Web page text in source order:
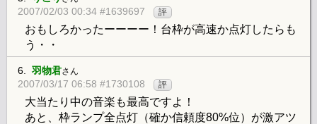
2007/02/03 00:34 #1639697 評
おもしろかったーーーー！台枠が高速か点灯したらも
う・・
6. 羽物君さん
2007/03/17 06:58 #1730108 評
大当たり中の音楽も最高ですよ！
あと、枠ランプ全点灯（確か信頼度80%位）が激アツ